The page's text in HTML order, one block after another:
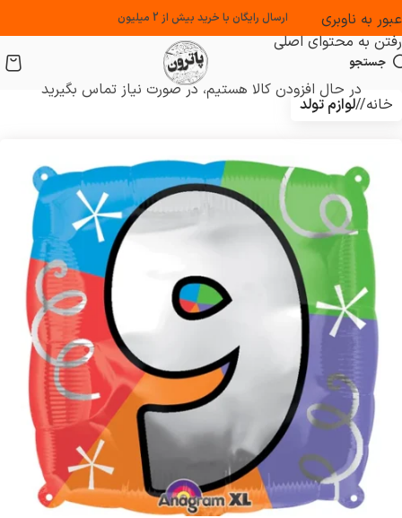
عبور به ناوبری
رفتن به محتوای اصلی
ارسال رایگان با خرید بیش از 2 میلیون
جستجو
در حال افزودن کالا هستیم، در صورت نیاز تماس بگیرید
خانه/ لوازم تولد